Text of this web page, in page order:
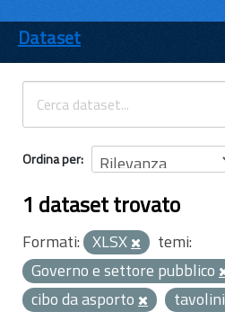
ENTI
TEMI
INFORMAZIONI
Dataset
Ordina per
1 dataset trovato
Formati: XLSX
temi:
Governo e settore pubblico
cibo da asporto
tavolini